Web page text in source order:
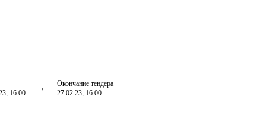
16:00
Окончание тендера
27.02.23, 16:00